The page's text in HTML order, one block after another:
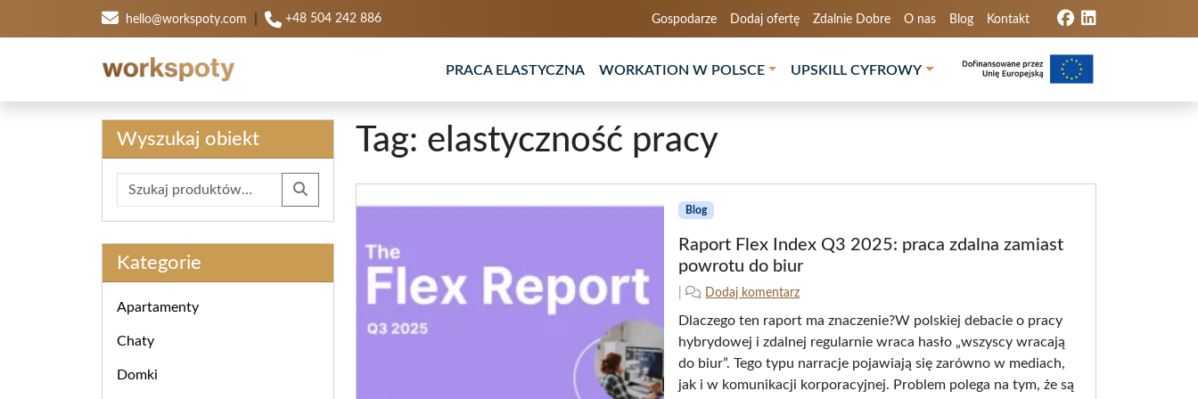
hello@workspoty.com +48 504 242 886 Gospodarze Dodaj ofertę Zdalnie Dobre O nas Blog Kontakt
PRACA ELASTYCZNA WORKATION W POLSCE UPSKILL CYFROWY
Tag: elastyczność pracy
Blog
Raport Flex Index Q3 2025: praca zdalna zamiast
powrotu do biur
2
5
-
0
n
i
s
a
Dodaj komentarz
Dlaczego ten raport ma znaczenie?W polskiej debacie o pracy
hybrydowej i zdalnej regularnie wraca hasło „wszyscy wracają
do biur”. Tego typu narracje pojawiają się zarówno w mediach,
jak i w komunikacji korporacyjnej. Problem polega na tym, że są
Wyszukaj obiekt
Szukaj:
Kategorie
Apartamenty
Chaty
Domki